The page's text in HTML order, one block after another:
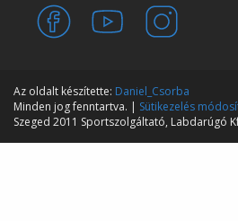
Az oldalt készítette: Daniel_Csorba
Minden jog fenntartva. | Sütikezelés
Szeged 2011 Sportszolgáltató, Labdarúgó